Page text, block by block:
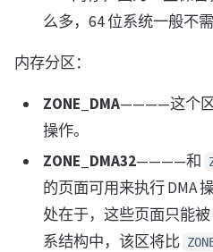
么多，64 位系统一般不
内存分区：
ZONE_DMA————这个区
操作。
ZONE_DMA32————和
的页面可用来执行 DMA
处在于，这些页面只能
系结构中，该区将比